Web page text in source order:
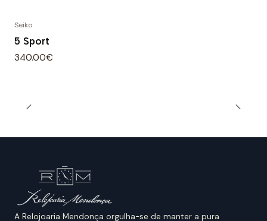
Seiko
5 Sport
340.00€
A Relojoaria Mendonça orgulha-se de manter a pura